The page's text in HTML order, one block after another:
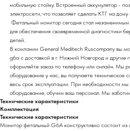
мобильную стойку. Встроенный аккумулятор -
электросети, что позволяет сделать КТГ на дому
Фетальный монитор сегодня стал
для обеспечения своевременной диагностики
детей.
В компании General Meditech Ruscompany вы
g6a с доставкой в г. Нижний Новгород и другие
оформляйте заказ по телефону или онлайн. Мы
оборудование у нас, вы получаете техническое
весь срок эксплуатации. При необходимости
оборудование, обучим ваш персонал. Мы
Технические характеристики
Комплектация
Технические характеристики
Монитор фетальный G6A конструктивно состоит